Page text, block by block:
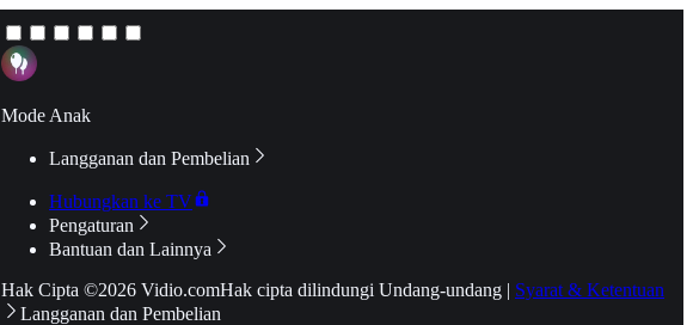
Mode Anak
Langganan dan Pembelian
Hubungkan ke TV
Pengaturan
Bantuan dan Lainnya
Hak Cipta ©2026 Vidio.comHak cipta dilindungi Undang-undang | Syarat & Ketentuan
Langganan dan Pembelian